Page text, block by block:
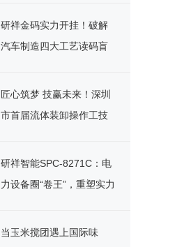
研祥金码实力开挂！破解
汽车制造四大工艺读码盲
匠心筑梦 技赢未来！深圳
市首届流体装卸操作工技
研祥智能SPC-8271C：电
力设备圈“卷王”，重塑实力
当玉米搅团遇上国际味